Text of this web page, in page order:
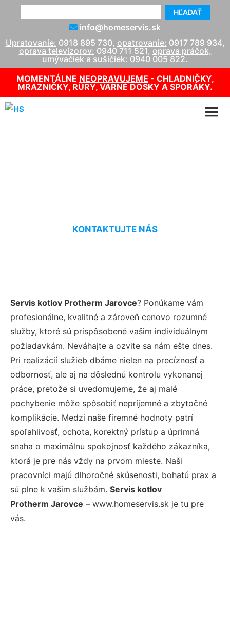
HĽADAŤ
info@homeservis.sk
Upratovanie: 0918 895 730, opatrovanie: 0917 789 934,
oprava televízorov: 0940 711 521, oprava práčok,
umývačiek a sušičiek: 0940 005 822.
MOMENTÁLNE NEOPRAVUJEME - CHLADNIČKY,
MRAZNIČKY, RÚRY, VARNÉ DOSKY A SPORÁKY.
KONTAKTUJTE NÁS
Servis kotlov Protherm Jarovce? Ponúkame vám
profesionálne, kvalitné a zároveň cenovo rozumné
služby, ktoré sú prispôsobené vašim individuálnym
požiadavkám. Neváhajte a ozvite sa nám ešte dnes.
Pri realizácií služieb dbáme nielen na precíznosť a
odbornosť, ale aj na dôslednú kontrolu vykonanej
práce, pretože si uvedomujeme, že aj malé
pochybenie môže spôsobiť nepríjemné a zbytočné
komplikácie. Medzi naše firemné hodnoty patrí
spoľahlivosť, ochota, korektný prístup a úprimná
snaha o maximálnu spokojnosť každého zákazníka,
ktorá je pre nás vždy na prvom mieste. Naši
pracovníci majú dlhoročné skúsenosti, bohatú prax a
sú plne k vašim službám. Servis kotlov
Protherm Jarovce – www.homeservis.sk je tu pre
vás.